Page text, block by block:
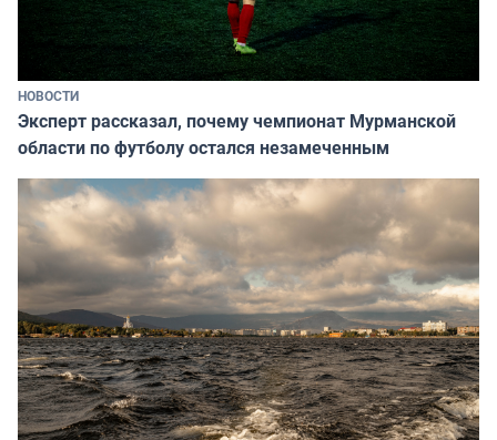
НОВОСТИ
Эксперт рассказал, почему чемпионат Мурманской
области по футболу остался незамеченным